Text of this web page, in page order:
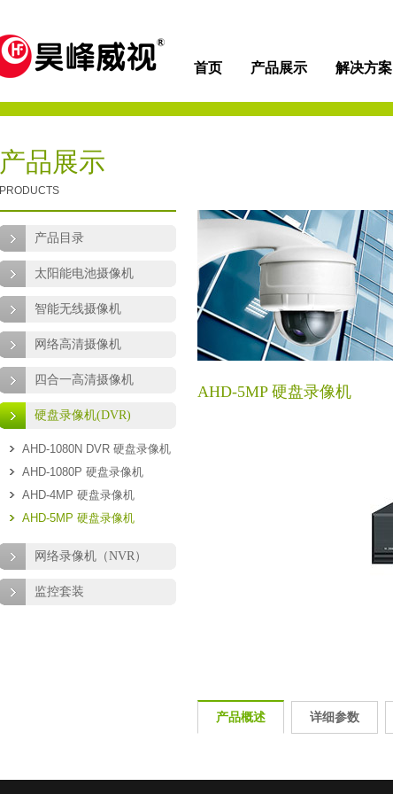
首页 产品展示 解决方案
产品展示
PRODUCTS
产品目录
太阳能电池摄像机
智能无线摄像机
网络高清摄像机
四合一高清摄像机
硬盘录像机(DVR)
AHD-1080N DVR 硬盘录像机
AHD-1080P 硬盘录像机
AHD-4MP 硬盘录像机
AHD-5MP 硬盘录像机
网络录像机（NVR）
监控套装
AHD-5MP 硬盘录像机
产品概述 详细参数